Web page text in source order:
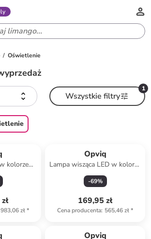
Oświetlenie
1
Wszystkie filtry
kolorze
- wys.
983,06 zł*
Opviq
Lampa wisząca LED w kolorze
złotym - szer. 20 cm
-69%
169,95 zł
Cena producenta: 565,46 zł*
Opviq